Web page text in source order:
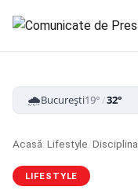
🌧️București19°/32°
Acasă/Lifestyle/
LIFESTYLE